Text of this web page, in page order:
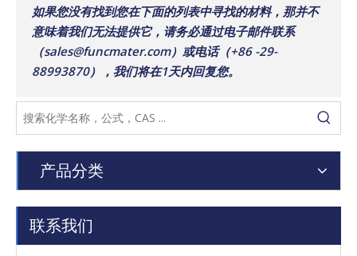
如果您没有找到您在下面的列表中寻找的材料，那并不
意味着我们无法提供它，请务必通过电子邮件联系
（sales@funcmater.com）或电话（+86 -29-
88993870），我们将在1天内回复您。
产品分类
联系我们